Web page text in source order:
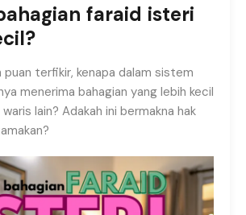
faraid isteri
puan terfikir, kenapa dalam sistem
menerima bahagian yang lebih kecil
lain? Adakah ini bermakna hak